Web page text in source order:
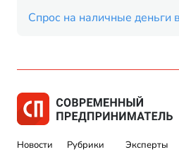
Спрос на наличные деньги
Новости
Рубрики
Эксперты